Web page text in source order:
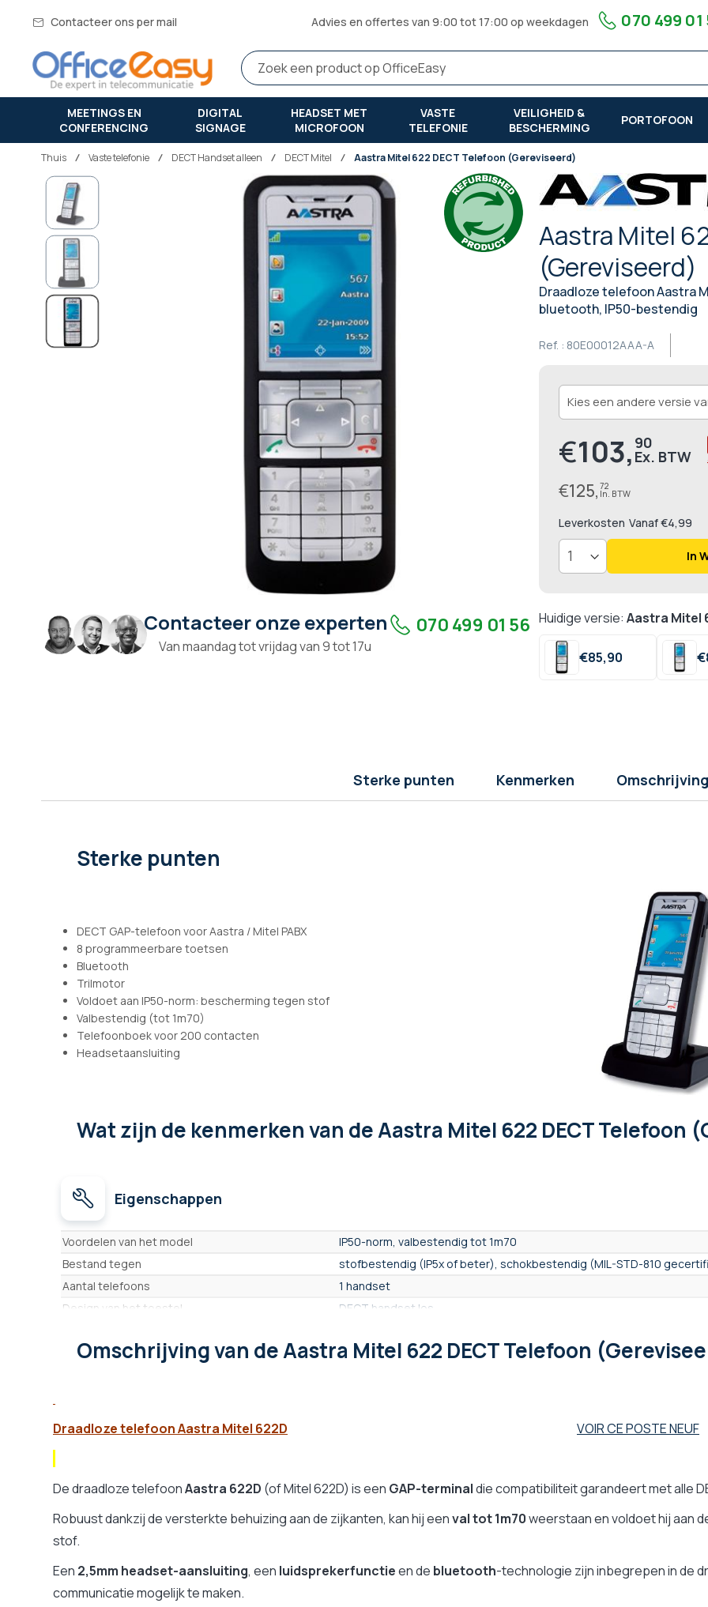
Contacteer ons per mail Advies en offertes van 9:00 tot 17:00 op weekdagen 070 499 01
MEETINGS EN
CONFERENCING
DIGITAL
SIGNAGE
HEADSET MET
MICROFOON
VASTE
TELEFONIE
VEILIGHEID &
BESCHERMING
PORTOFOON
Thuis vaste telefonie DECT Handset alleen DECT Mitel Aastra Mitel 622 DECT Telefoon (Gereviseerd)
Aastra Mitel
(Gereviseerd)
Draadloze telefoon Aastra
bluetooth, IP50-bestendig
Ref. : 80E00012AAA-A
Leverkosten Vanaf €4,99
€103, 90
€125, 72
In
Huidige versie: Aastra Mitel
€85,90 €
Ga
einde
van
afbeeldingen-
gallerij
Ga
naar
het
Contacteer onze experten
Van maandag tot vrijdag van 9 tot 17u
070 499 01 56
Sterke punten Kenmerken
Sterke punten
DECT GAP-telefoon voor Aastra / Mitel PABX
8 programmeerbare toetsen
Bluetooth
Trilmotor
Voldoet aan IP50-norm: bescherming tegen stof
Valbestendig (tot 1m70)
Telefoonboek voor 200 contacten
Headsetaansluiting
Wat zijn de kenmerkenvan de Aastra Mitel 622 DECT Telefoon
Eigenschappen
Eigenschappen
Voordelen van het model
IP50-norm, valbestendig tot 1m70
Bestand tegen
stofbestendig (IP5x of beter), schokbestendig (MIL-STD-810
Aantal telefoons
1 handset
Design van het toestel
DECT handset los
Houder op afstand
Nee
Opname telefoongesprek
Nee
Ja
Conferentie met 3 personen (1 extern en 2 intern)
Nee
Oproepenlijst
Omschrijvingvan de Aastra Mitel 622 DECT Telefoon
Draadloze telefoon Aastra Mitel 622D VOIR CE POSTE NEUF
De draadloze telefoonAastra 622D (of Mitel 622D) is een GAP-terminaldie compatibiliteit garandeert met alle
Robuust dankzij de versterkte behuizing aan de zijkanten, kan hij eenval tot 1m70weerstaan en voldoet hij aan
stof.
Een 2,5mm headset-aansluiting, een luidsprekerfunctieen de bluetooth-technologie zijn inbegrepen in de
communicatie mogelijk te maken.